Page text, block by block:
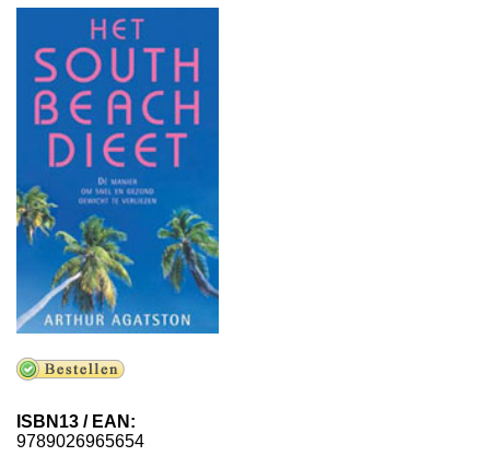
Koolhydraten tellen
Links
ISBN13 / EAN:
9789026965654